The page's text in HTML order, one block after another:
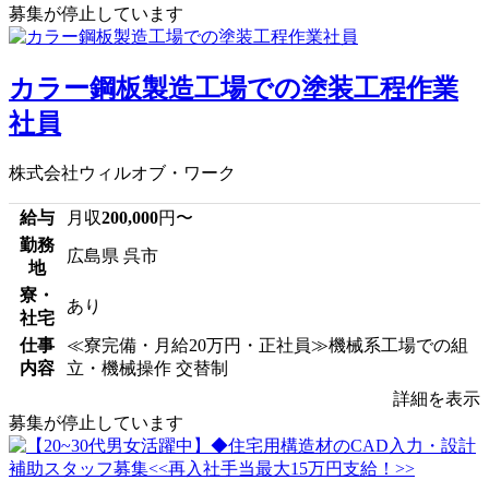
募集が停止しています
カラー鋼板製造工場での塗装工程作業
社員
株式会社ウィルオブ・ワーク
給与 月収200,000円〜
勤務
地
広島県 呉市
寮・
社宅
あり
仕事
内容
≪寮完備・月給20万円・正社員≫機械系工場での組
立・機械操作 交替制
詳細を表示
募集が停止しています